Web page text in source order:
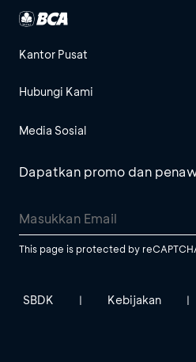
Kantor Pusat
Hubungi Kami
Media Sosial
Dapatkan promo dan
This page is protected by
SBDK | Kebijakan |